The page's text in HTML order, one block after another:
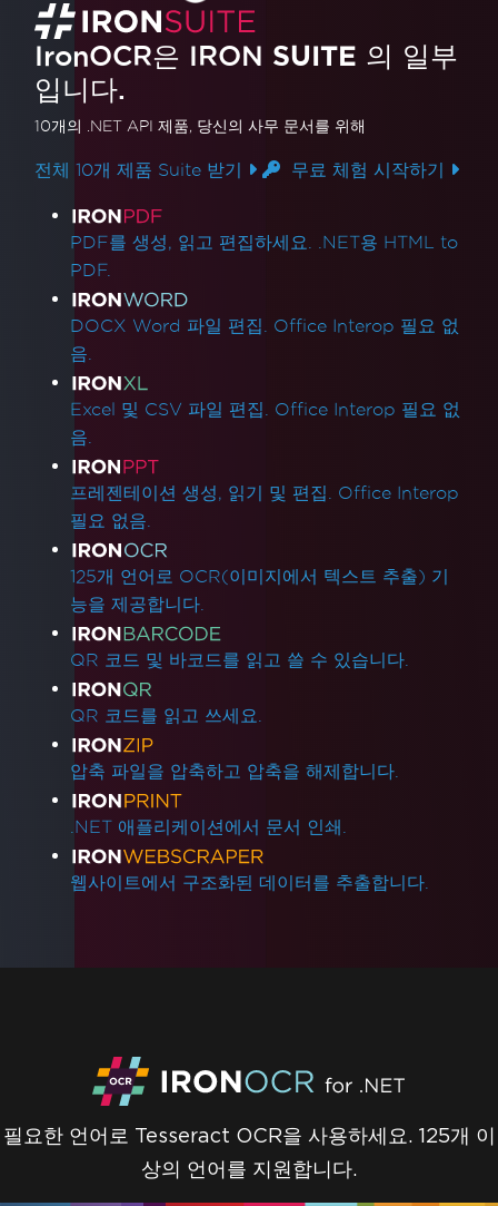
IronOCR은 IRON SUITE 의 일부
입니다.
10개의 .NET API 제품, 당신의 사무 문서를 위해
전체 10개 제품 Suite 받기 무료 체험 시작하기
제품 링크
PDF를 생성, 읽고 편집하세요. .NET용 HTML to
PDF.
DOCX Word 파일 편집. Office Interop 필요 없
음.
Excel 및 CSV 파일 편집. Office Interop 필요 없
음.
프레젠테이션 생성, 읽기 및 편집. Office Interop
필요 없음.
125개 언어로 OCR(이미지에서 텍스트 추출) 기
능을 제공합니다.
QR 코드 및 바코드를 읽고 쓸 수 있습니다.
QR 코드를 읽고 쓰세요.
압축 파일을 압축하고 압축을 해제합니다.
.NET 애플리케이션에서 문서 인쇄.
웹사이트에서 구조화된 데이터를 추출합니다.
필요한 언어로 Tesseract OCR을 사용하세요. 125개 이
상의 언어를 지원합니다.